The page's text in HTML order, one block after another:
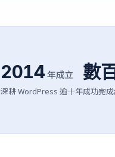
2014年成立
深耕 WordPress 逾十年
數
成功完